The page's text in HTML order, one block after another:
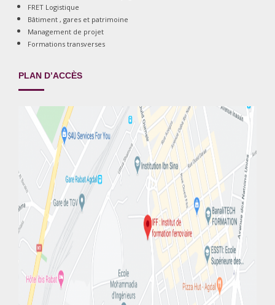
FRET Logistique
Bâtiment , gares et patrimoine
Management de projet
Formations transverses
PLAN D’ACCÈS